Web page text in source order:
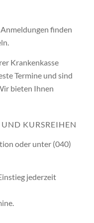
finden
Krankenkasse
Termine und sind
bieten Ihnen
KURSREIHEN
oder unter (040)
jederzeit